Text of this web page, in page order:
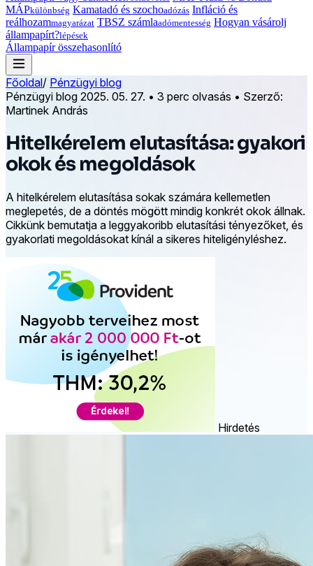
MÁPkülönbség Kamatadó és szochoadózás Infláció és
reálhozammagyarázat TBSZ számlaadómentesség Hogyan vásárolj
állampapírt?lépések
Állampapír összehasonlító
Főoldal/ Pénzügyi blog
Pénzügyi blog 2025. 05. 27. • 3 perc olvasás • Szerző:
Martinek András
Hitelkérelem elutasítása: gyakori
okok és megoldások
A hitelkérelem elutasítása sokak számára kellemetlen
meglepetés, de a döntés mögött mindig konkrét okok állnak.
Cikkünk bemutatja a leggyakoribb elutasítási tényezőket, és
gyakorlati megoldásokat kínál a sikeres hiteligényléshez.
Hirdetés